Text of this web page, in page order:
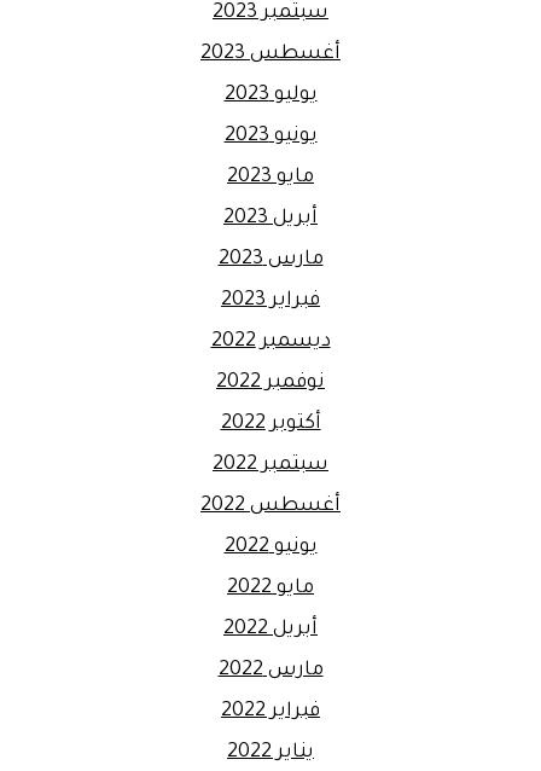
سبتمبر 2023
أغسطس 2023
يوليو 2023
يونيو 2023
مايو 2023
أبريل 2023
مارس 2023
فبراير 2023
ديسمبر 2022
نوفمبر 2022
أكتوبر 2022
سبتمبر 2022
أغسطس 2022
يونيو 2022
مايو 2022
أبريل 2022
مارس 2022
فبراير 2022
يناير 2022